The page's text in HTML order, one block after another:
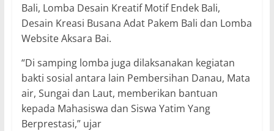
Bali, Lomba Desain Kreatif Motif Endek Bali,
Desain Kreasi Busana Adat Pakem Bali dan Lomba
Website Aksara Bai.
“Di samping lomba juga dilaksanakan kegiatan
bakti sosial antara lain Pembersihan Danau, Mata
air, Sungai dan Laut, memberikan bantuan
kepada Mahasiswa dan Siswa Yatim Yang
Berprestasi,” ujar